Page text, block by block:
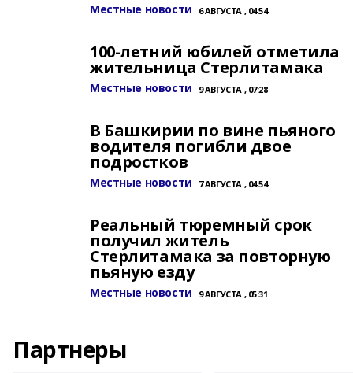
Местные новости 6 АВГУСТА , 04:54
100-летний юбилей отметила
жительница Стерлитамака
Местные новости 9 АВГУСТА , 07:28
В Башкирии по вине пьяного
водителя погибли двое
подростков
Местные новости 7 АВГУСТА , 04:54
Реальный тюремный срок
получил житель
Стерлитамака за повторную
пьяную езду
Местные новости 9 АВГУСТА , 05:31
Партнеры